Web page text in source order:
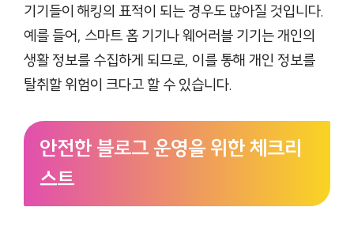
기기들이 해킹의 표적이 되는 경우도 많아질 것입니다.
예를 들어, 스마트 홈 기기나 웨어러블 기기는 개인의
생활 정보를 수집하게 되므로, 이를 통해 개인 정보를
탈취할 위험이 크다고 할 수 있습니다.
안전한 블로그 운영을 위한 체크리
스트